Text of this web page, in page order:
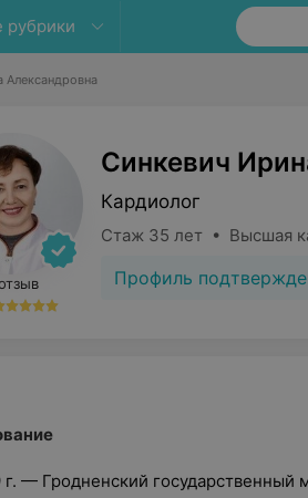
рубрики
Александровна
Синкевич
Кардиолог
Стаж 35 лет • Высшая
Профиль
г. — Гродненский государственный